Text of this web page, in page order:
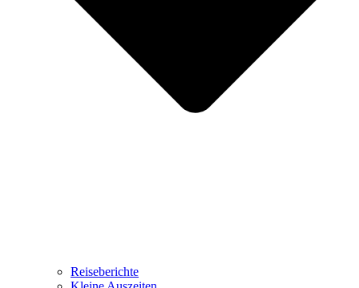
Reiseberichte